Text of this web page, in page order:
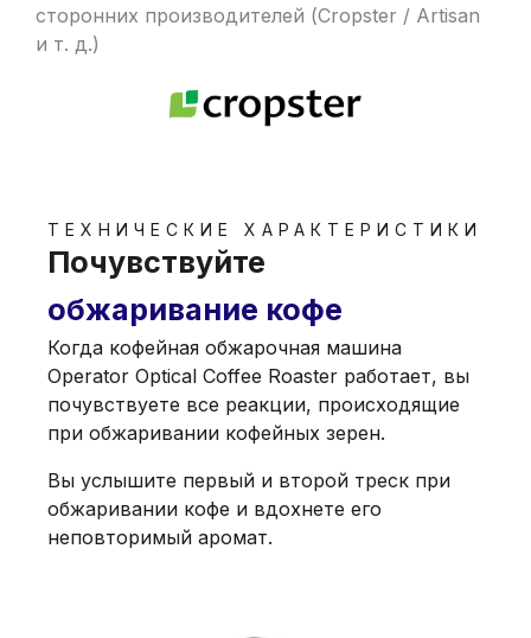
сторонних производителей (Cropster / Artisan
и т. д.)
ТЕХНИЧЕСКИЕ ХАРАКТЕРИСТИКИ
Почувствуйте
обжаривание кофе
Когда кофейная обжарочная машина
Operator Optical Coffee Roaster работает, вы
почувствуете все реакции, происходящие
при обжаривании кофейных зерен.
Вы услышите первый и второй треск при
обжаривании кофе и вдохнете его
неповторимый аромат.